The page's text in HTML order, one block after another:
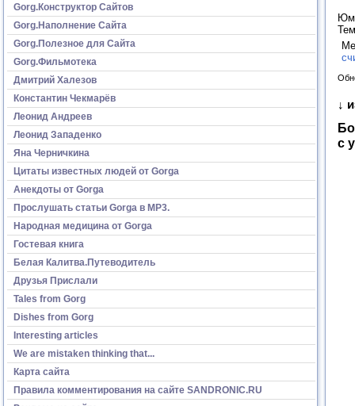
Gorg.Конструктор Сайтов
Gorg.Наполнение Сайта
Gorg.Полезное для Сайта
Gorg.Фильмотека
Дмитрий Халезов
Константин Чекмарёв
Леонид Андреев
Леонид Западенко
Яна Черничкина
Цитаты известных людей от Gorga
Анекдоты от Gorga
Прослушать статьи Gorga в МР3.
Народная медицина от Gorga
Гостевая книга
Белая Калитва.Путеводитель
Друзья Прислали
Tales from Gorg
Dishes from Gorg
Interesting articles
We are mistaken thinking that...
Карта сайта
Правила комментирования на сайте SANDRONIC.RU
↓
с